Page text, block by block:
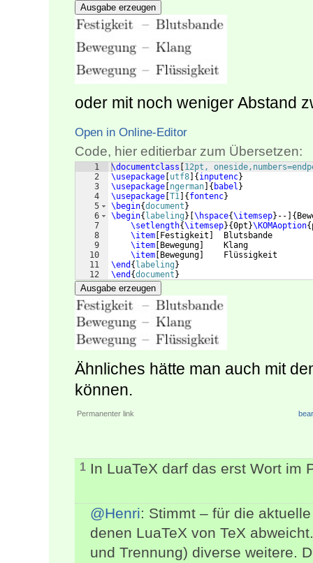
Ausgabe erzeugen
oder mit noch weniger Abstand
Open in Online-Editor
Code, hier editierbar zum Übersetzen:
1
2
3
4
5
6
7
8
9
10
11
12
\documentclass
12pt,
\usepackage utf8 { inputenc}
\usepackage ngerman { babel }
\usepackage T1 { fontenc}
\begin{document }
\begin{ labeling } \hspace{\itemsep} -- {
\setlength{\itemsep}{0pt }\KOMAoption{
\item
Festigkeit
  Blutsbande
\item
Bewegung
    Klang
\item
Bewegung
    Flüssigkeit
\end { labeling }
\end {document }
Ausgabe erzeugen
Ähnliches hätte man auch mit
können.
Permanenter link
1 In LuaTeX darf das erst Wort im
@Henri: Stimmt – für die
denen LuaTeX von TeX
und Trennung) diverse weitere.